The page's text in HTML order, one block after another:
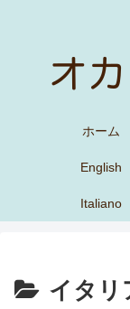
ホーム
English
Italiano
イタリ